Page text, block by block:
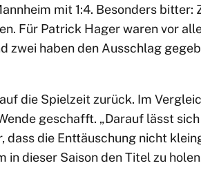
mit 1:4. Besonders bitter:
Für Patrick Hager waren vor
zwei haben den Ausschlag
die Spielzeit zurück. Im
geschafft. „Darauf lässt
dass die Enttäuschung nicht
in dieser Saison den Titel zu